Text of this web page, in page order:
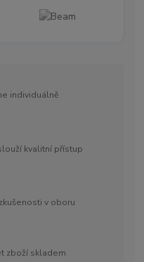
individuálně
kvalitní přístup
v oboru
zboží skladem